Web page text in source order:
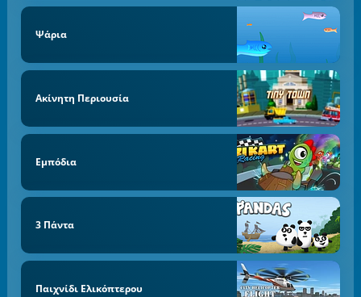
Ψάρια
Ακίνητη Περιουσία
Εμπόδια
3 Πάντα
Παιχνίδι Ελικόπτερου